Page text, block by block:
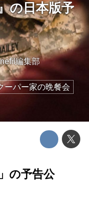
の日本版予
編集部
ーパー家の晩餐会
の予告公